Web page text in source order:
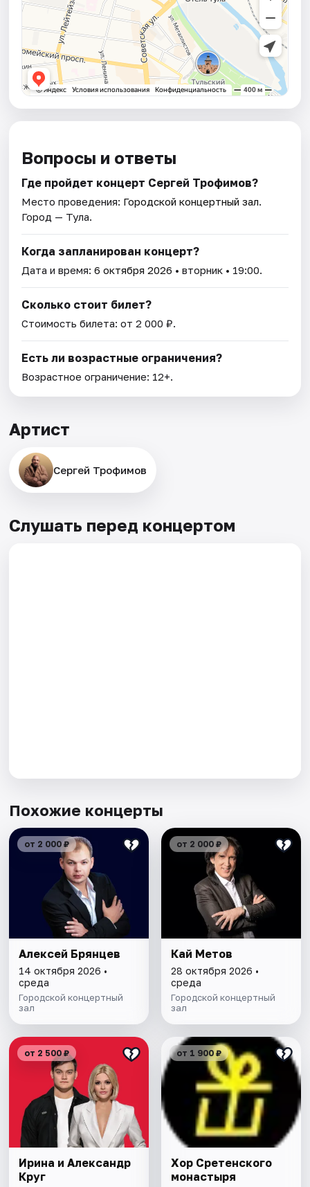
Вопросы и ответы
Где пройдет концерт Сергей Трофимов?
Место проведения: Городской концертный зал.
Город — Тула.
Когда запланирован концерт?
Дата и время:6 октября 2026 • вторник • 19:00.
Сколько стоит билет?
Стоимость билета: от 2 000 ₽.
Есть ли возрастные ограничения?
Возрастное ограничение: 12+.
Артист
Сергей Трофимов
Слушать перед концертом
Похожие концерты
от 2 000 ₽
Алексей Брянцев
14 октября 2026 •
среда
Городской концертный
зал
от 2 000 ₽
Кай Метов
28 октября 2026 •
среда
Городской концертный
зал
от 2 500 ₽
Ирина и Александр
Круг
от 1 900 ₽
Хор Сретенского
монастыря